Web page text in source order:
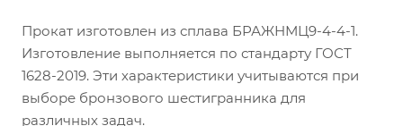
Прокат изготовлен из сплава БРАЖНМЦ9-4-4-1.
Изготовление выполняется по стандарту ГОСТ
1628-2019. Эти характеристики учитываются при
выборе бронзового шестигранника для
различных задач.